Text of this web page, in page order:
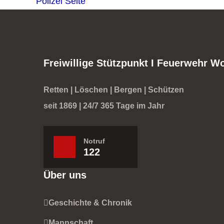
Freiwillige Stützpunkt I Feuerwehr
Retten | Löschen | Bergen | Schützen
seit 1869 | 24/7 365 Tage im Jahr
Notruf
122
Über uns
Geschichte & Chronik